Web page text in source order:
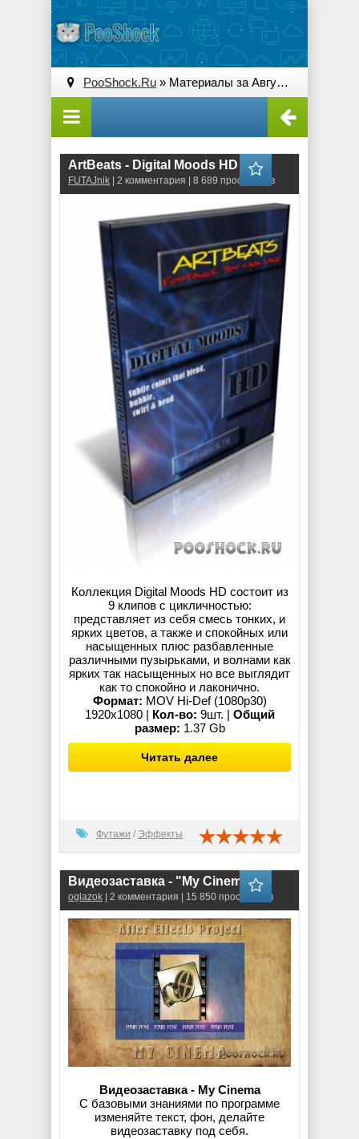
PooShock.Ru » Материалы за Август 2010 года » Страница 2
ArtBeats - Digital Moods HD
FUTAJnik | 2 комментария | 8 689 просмотров
Коллекция Digital Moods HD состоит из
9 клипов с цикличностью:
представляет из себя смесь тонких, и
ярких цветов, а также и спокойных или
насыщенных плюс разбавленные
различными пузырьками, и волнами как
ярких так насыщенныx но все выглядит
как то спокойно и лаконично.
Формат: MOV Hi-Def (1080p30)
1920x1080 | Кол-во: 9шт. | Общий
размер: 1.37 Gb
Читать далее
Футажи / Эффекты
Видеозаставка - "My Cinema"
oglazok | 2 комментария | 15 850 просмотров
Видеозаставка - My Cinema
С базовыми знаниями по программе
изменяйте текст, фон, делайте
видеозаставку под себя.